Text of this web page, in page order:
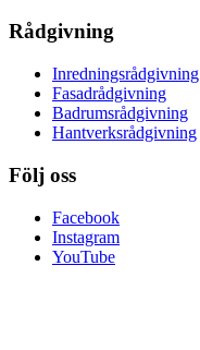
Rådgivning
Inredningsrådgivning
Fasadrådgivning
Badrumsrådgivning
Hantverksrådgivning
Följ oss
Facebook
Instagram
YouTube